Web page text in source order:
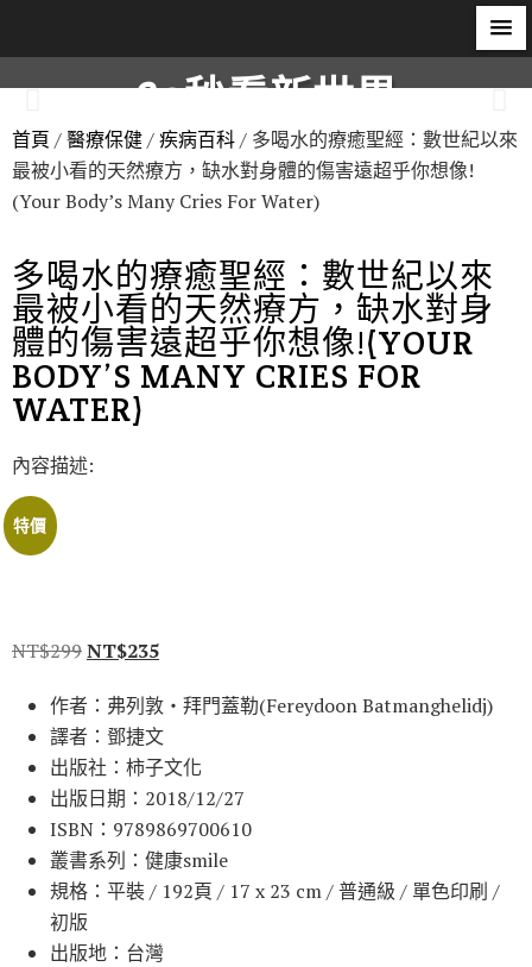
60秒看新世界
柿子文化
首頁 /醫療保健/疾病百科/ 多喝水的療癒聖經：數世紀以來
最被小看的天然療方，缺水對身體的傷害遠超乎你想像!
(Your Body’s Many Cries For Water)
多喝水的療癒聖經：數世紀以來
最被小看的天然療方，缺水對身
體的傷害遠超乎你想像!(YOUR
BODY’S MANY CRIES FOR
WATER)
內容描述:
特價
NT$299NT$235
作者：弗列敦‧拜門蓋勒(Fereydoon Batmanghelidj)
譯者：鄧捷文
出版社：柿子文化
出版日期：2018/12/27
ISBN：9789869700610
叢書系列：健康smile
規格：平裝 / 192頁 / 17 x 23 cm / 普通級 / 單色印刷 /
初版
出版地：台灣